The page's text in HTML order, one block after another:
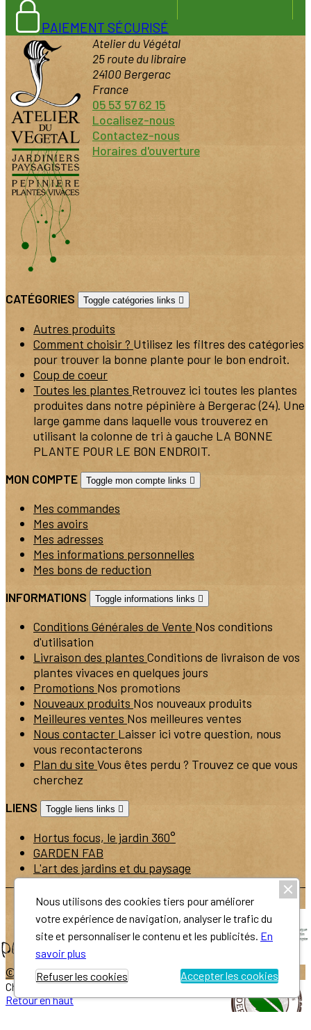
PAIEMENT SÉCURISÉ
Atelier du Végétal
25 route du libraire
24100 Bergerac
France
05 53 57 62 15
Localisez-nous
Contactez-nous
Horaires d'ouverture
CATÉGORIES Toggle catégories links 
Autres produits
Comment choisir ? Utilisez les filtres des catégories
pour trouver la bonne plante pour le bon endroit.
Coup de coeur
Toutes les plantes Retrouvez ici toutes les plantes
produites dans notre pépinière à Bergerac (24). Une
large gamme dans laquelle vous trouverez en
utilisant la colonne de tri à gauche LA BONNE
PLANTE POUR LE BON ENDROIT.
MON COMPTE
Toggle mon compte links 
Mes commandes
Mes avoirs
Mes adresses
Mes informations personnelles
Mes bons de reduction
INFORMATIONS
Toggle informations links 
Conditions Générales de Vente Nos conditions
d'utilisation
Livraison des plantes Conditions de livraison de vos
plantes vivaces en quelques jours
Promotions Nos promotions
Nouveaux produits Nos nouveaux produits
Meilleures ventes Nos meilleures ventes
Nous contacter Laisser ici votre question, nous
vous recontacterons
Plan du site Vous êtes perdu ? Trouvez ce que vous
cherchez
LIENS
Toggle liens links 
Hortus focus, le jardin 360°
GARDEN FAB
L'art des jardins et du paysage
© 2026 - Atelier du Végétal - Réalisation Rhonalpcom
Chargement...
Nous utilisons des cookies tiers pour améliorer
votre expérience de navigation, analyser le trafic du
site et personnaliser le contenu et les publicités. En
savoir plus
Accepter les cookies
Refuser les cookies
Retour en haut